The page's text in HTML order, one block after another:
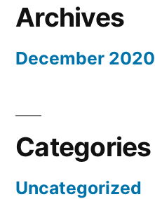
Archives
December 2020
Categories
Uncategorized